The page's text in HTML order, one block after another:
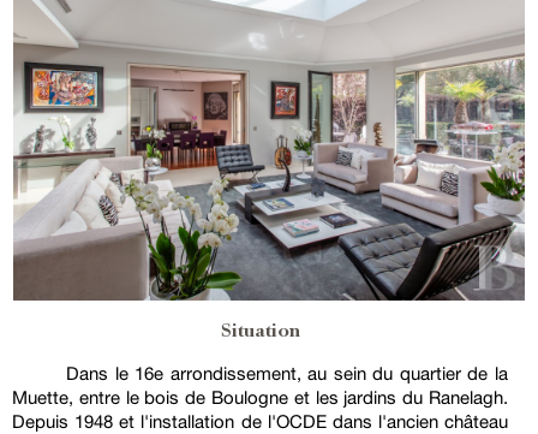
Situation
Dans le 16e arrondissement, au sein du quartier de la
Muette, entre le bois de Boulogne et les jardins du Ranelagh.
Depuis 1948 et l'installation de l'OCDE dans l'ancien château